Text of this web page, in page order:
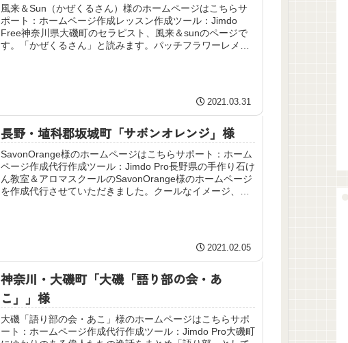
風来＆Sun（かぜくるさん）様のホームページはこちらサ
ポート：ホームページ作成レッスン作成ツール：Jimdo
Free神奈川県大磯町のセラピスト、風来＆sunのページで
す。「かぜくるさん」と読みます。パッチフラワーレメデ
2021.03.31
長野・埴科郡坂城町「サボンオレンジ」様
SavonOrange様のホームページはこちらサポート：ホーム
ページ作成代行作成ツール：Jimdo Pro長野県の手作り石け
ん教室＆アロマスクールのSavonOrange様のホームページ
を作成代行させていただきました。クールなイメージ、ブ
2021.02.05
神奈川・大磯町「大磯「語り部の会・あ
こ」」様
大磯「語り部の会・あこ」様のホームページはこちらサポ
ート：ホームページ作成代行作成ツール：Jimdo Pro大磯町